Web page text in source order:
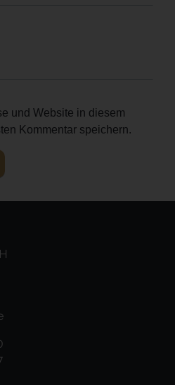
und Website in diesem
Kommentar speichern.